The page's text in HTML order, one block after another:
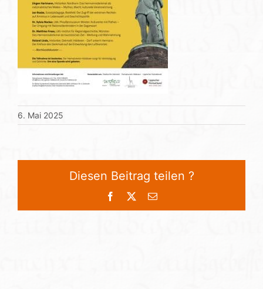
6. Mai 2025
Diesen Beitrag teilen ?
Facebook
E-